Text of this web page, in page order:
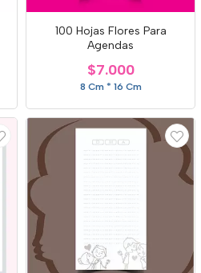
100 Hojas Flores Para
Agendas
$7.000
8 Cm * 16 Cm